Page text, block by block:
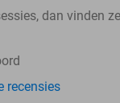
dan vinden
recensies